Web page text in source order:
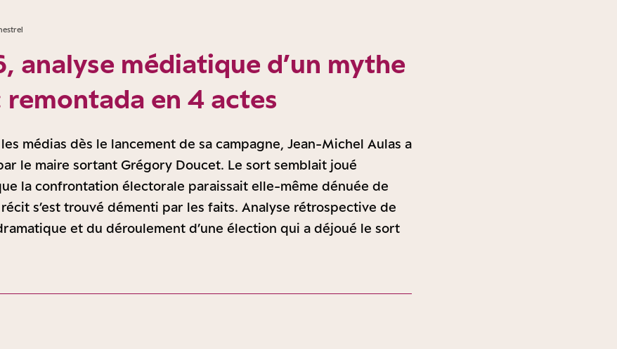
analyse médiatique d’un mythe
en 4 actes
médias dès le lancement de sa campagne, Jean-Michel Aulas a
le maire sortant Grégory Doucet. Le sort semblait joué
la confrontation électorale paraissait elle-même dénuée de
s’est trouvé démenti par les faits. Analyse rétrospective de
et du déroulement d’une élection qui a déjoué le sort